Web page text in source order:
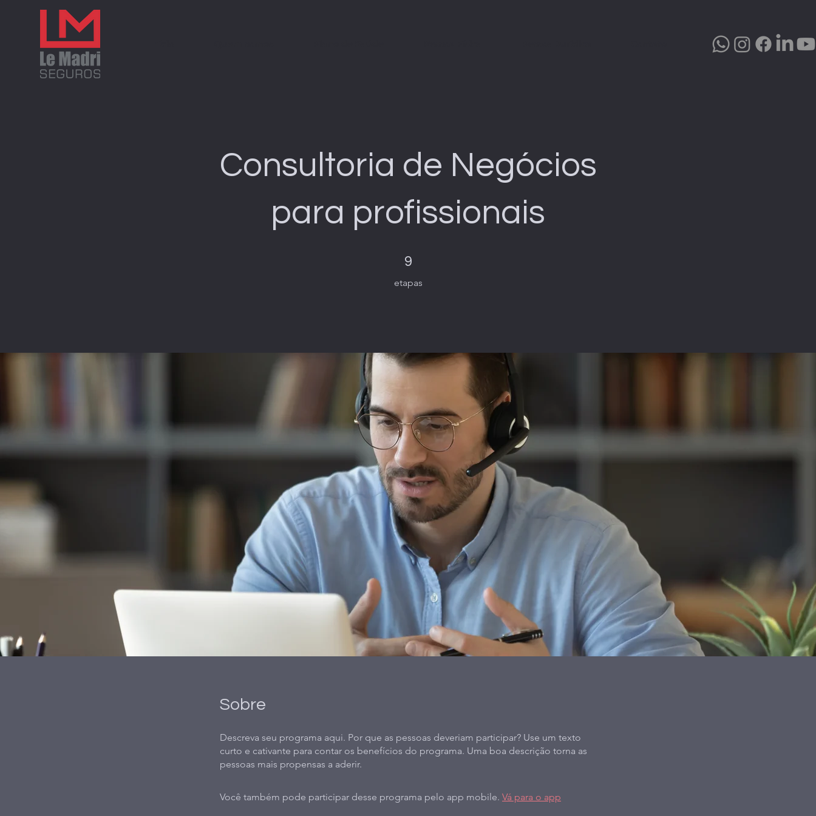
Consultoria de Negócios
para profissionais
9
etapas
Sobre
Descreva seu programa aqui. Por que as pessoas deveriam participar? Use um texto
curto e cativante para contar os benefícios do programa. Uma boa descrição torna as
pessoas mais propensas a aderir.
Você também pode participar desse programa pelo app mobile. Vá para o app